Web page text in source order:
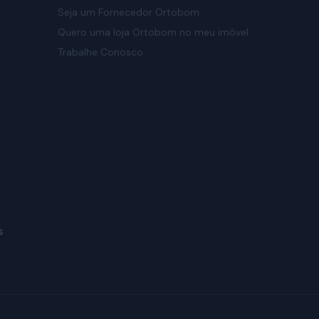
Seja um Fornecedor Ortobom
Quero uma loja Ortobom no meu imóvel
Trabalhe Conosco